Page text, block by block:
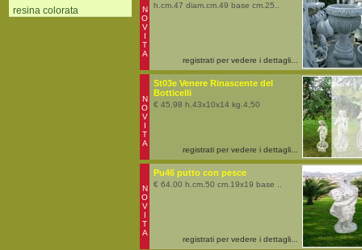
resina colorata
N
O
V
I
T
A
h.cm.47 diam.cm.49 base cm.25..
registrati per vedere i dettagli...
N
O
V
I
T
A
St03e Venere Rinascente del
Botticelli
€ 45,98 h.43x10x14 kg.4,50
registrati per vedere i dettagli...
N
O
V
I
T
A
Pu46 putto con pesce
€ 64.00 h.cm.50 cm.19x19 base ..
registrati per vedere i dettagli...